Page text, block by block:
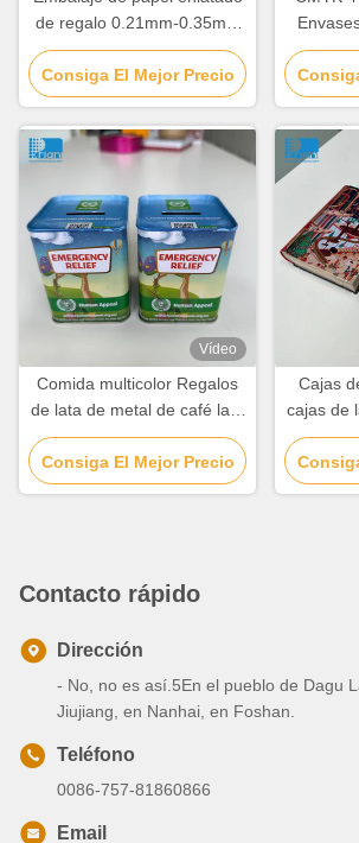
de regalo 0.21mm-0.35mm
Enlatado de caja de
chocolate personalizado con
tapa
Consiga El Mejor Precio
Vídeo
Comida multicolor Regalos
de lata de metal de café lata
de té y azúcar
Consiga El Mejor Precio
Cajas
cajas de
de
Contacto rápido
Dirección
- No, no es así.5En el pueblo de Dagu
Jiujiang, en Nanhai, en Foshan.
Teléfono
0086-757-81860866
Email